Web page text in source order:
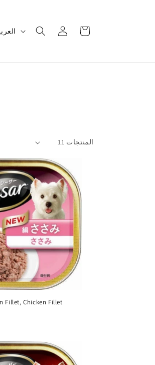
تسجيل
الدخول
التسوق
11 المنتجات
Fillet, Chicken Fillet